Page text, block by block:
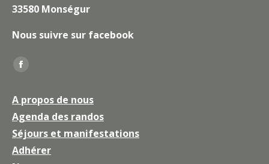
33580 Monségur
Nous suivre sur facebook
Trouvez nous sur :
La
Facebook
s'ouvre
dans
une
A propos de nous
Agenda des randos
Séjours et manifestations
Adhérer